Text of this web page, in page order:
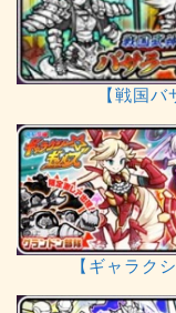
【戦国
【ギャラク